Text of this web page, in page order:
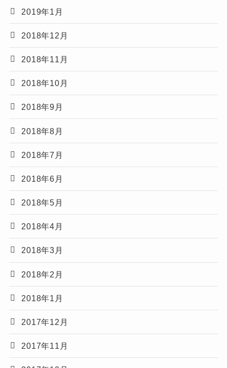
2019年1月
2018年12月
2018年11月
2018年10月
2018年9月
2018年8月
2018年7月
2018年6月
2018年5月
2018年4月
2018年3月
2018年2月
2018年1月
2017年12月
2017年11月